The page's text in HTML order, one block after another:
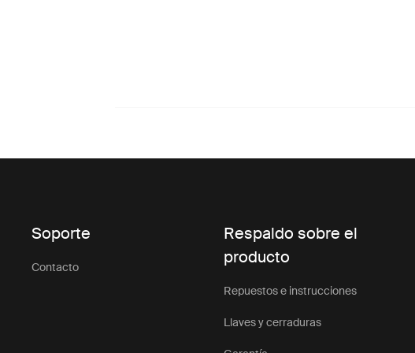
Soporte
Contacto
Respaldo sobre el
producto
Repuestos e instrucciones
Llaves y cerraduras